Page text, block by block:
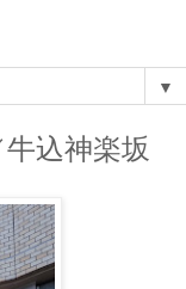
▼
込神楽坂